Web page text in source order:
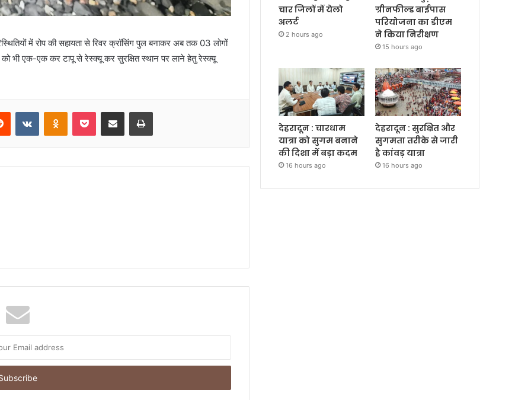
में रोप की सहायता से रिवर क्रॉसिंग पुल बनाकर अब तक 03 लोगों
को भी एक-एक कर टापू से रेस्क्यू कर सुरक्षित स्थान पर लाने हेतु रेस्क्यू
चार जिलों में येलो
अलर्ट
2 hours ago
ग्रीनफील्ड बाईपास
परियोजना का डीएम
ने किया निरीक्षण
15 hours ago
देहरादून : चारधाम
यात्रा को सुगम बनाने
की दिशा में बड़ा कदम
16 hours ago
देहरादून : सुरक्षित और
सुगमता तरीके से जारी
है कांवड़ यात्रा
16 hours ago